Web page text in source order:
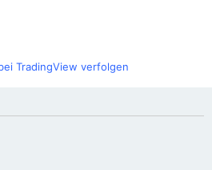
TradingView verfolgen